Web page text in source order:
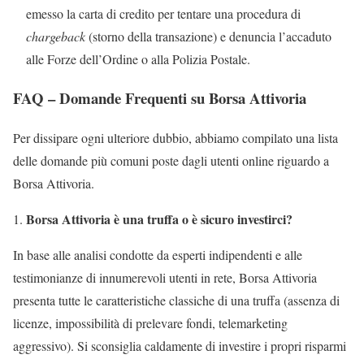
emesso la carta di credito per tentare una procedura di
chargeback(storno della transazione) e denuncia l’accaduto
alle Forze dell’Ordine o alla Polizia Postale.
FAQ – Domande Frequenti su Borsa Attivoria
Per dissipare ogni ulteriore dubbio, abbiamo compilato una lista
delle domande più comuni poste dagli utenti online riguardo a
Borsa Attivoria.
Borsa Attivoria è una truffa o è sicuro investirci?
In base alle analisi condotte da esperti indipendenti e alle
testimonianze di innumerevoli utenti in rete, Borsa Attivoria
presenta tutte le caratteristiche classiche di una truffa (assenza di
licenze, impossibilità di prelevare fondi, telemarketing
aggressivo). Si sconsiglia caldamente di investire i propri risparmi